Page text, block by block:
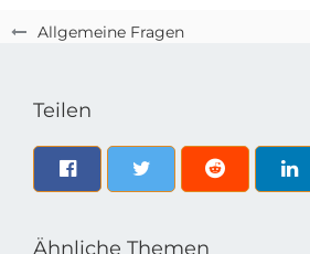
Allgemeine Fragen
Teilen
Ähnliche Themen